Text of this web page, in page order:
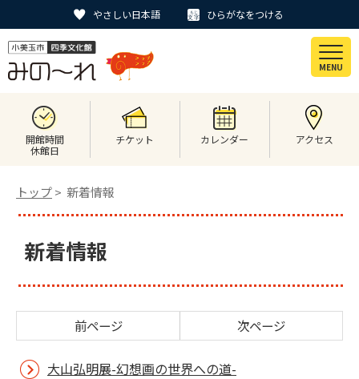
やさしい日本語 ひらがなをつける
MENU
開館時間
休館日
チケット カレンダー アクセス
トップ> 新着情報
新着情報
前ページ 次ページ
大山弘明展-幻想画の世界への道-